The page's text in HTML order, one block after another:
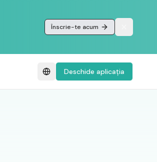
Înscrie-te acum
Deschide aplicația